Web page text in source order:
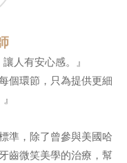
人有安心感。』
個環節，只為提供更細
準，除了曾參與美國哈
齒微笑美學的治療，幫